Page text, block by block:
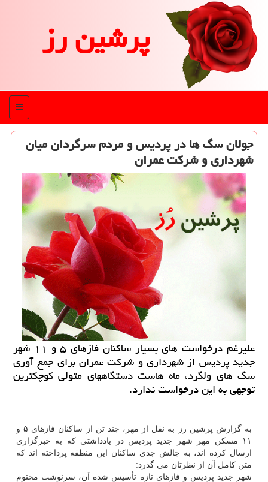
پرشین رز
منو
جولان سگ ها در پردیس و مردم سرگردان میان
شهرداری و شركت عمران
علیرغم درخواست های بسیار ساکنان فازهای ۵ و ۱۱ شهر
جدید پردیس از شهرداری و شرکت عمران برای جمع آوری
سگ های ولگرد، ماه هاست دستگاههای متولی کوچکترین
توجهی به این درخواست ندارد.
به گزارش پرشین رز به نقل از مهر، چند تن از ساکنان فازهای ۵ و
۱۱ مسکن مهر شهر جدید پردیس در یادداشتی که به خبرگزاری
ارسال کرده اند، به چالش جدی ساکنان این منطقه پرداخته اند که
متن کامل آن از نظرتان می گذرد:
شهر جدید پردیس و فازهای تازه تأسیس شده آن، سرنوشت محتوم